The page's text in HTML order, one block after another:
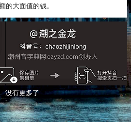
的大面值的钱。
没有更多了